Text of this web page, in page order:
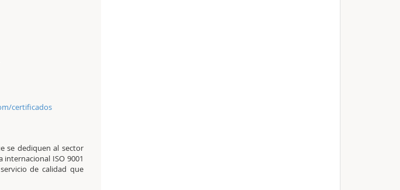
certificados
se dediquen al sector
ISO 9001
de calidad que